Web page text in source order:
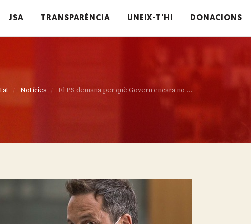
JSA TRANSPARÈNCIA UNEIX-T'HI DONACIONS
Notícies El PS demana per què Govern encara no ...